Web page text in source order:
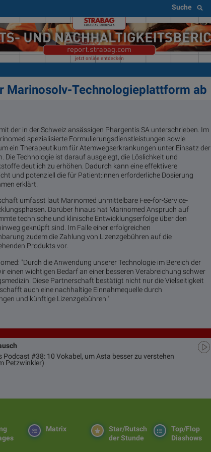
Suche
Marinosolv-Technologieplattform ab
der in der Schweiz ansässigen Phargentis SA unterschrieben. Im
spezialisierte Formulierungsdienstleistungen sowie
ein Therapeutikum für Atemwegserkrankungen unter Einsatz der
Technologie ist darauf ausgelegt, die Löslichkeit und
deutlich zu erhöhen. Dadurch kann eine effektivere
und potenziell die für Patient:innen erforderliche Dosierung
erklärt.
umfasst laut Marinomed unmittelbare Fee-for-Service-
Darüber hinaus hat Marinomed Anspruch auf
technische und klinische Entwicklungserfolge über den
geknüpft sind. Im Falle einer erfolgreichen
zudem die Zahlung von Lizenzgebühren auf die
Produkts vor.
"Durch die Anwendung unserer Technologie im Bereich der
einen wichtigen Bedarf an einer besseren Verabreichung schwer
Diese Partnerschaft bestätigt nicht nur die Vielseitigkeit
auch eine nachhaltige Einnahmequelle durch
und künftige Lizenzgebühren."
Podcast #38: 10 Vokabel, um Asta besser zu verstehen
Petzwinkler)
Top/Flop
Diashows
Star/Rutsch
der Stunde
Matrix